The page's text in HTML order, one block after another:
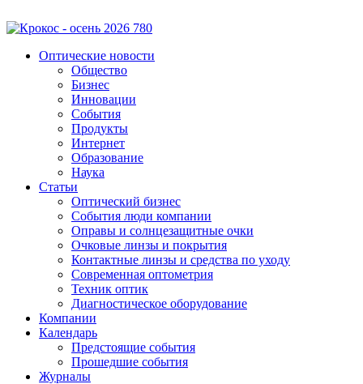
Оптические новости
Общество
Бизнес
Инновации
События
Продукты
Интернет
Образование
Наука
Статьи
Оптический бизнес
События люди компании
Оправы и солнцезащитные очки
Очковые линзы и покрытия
Контактные линзы и средства по уходу
Современная оптометрия
Техник оптик
Диагностическое оборудование
Компании
Календарь
Предстоящие события
Прошедшие события
Журналы